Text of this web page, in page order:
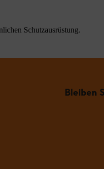
Schutzausrüstung.
Bleiben